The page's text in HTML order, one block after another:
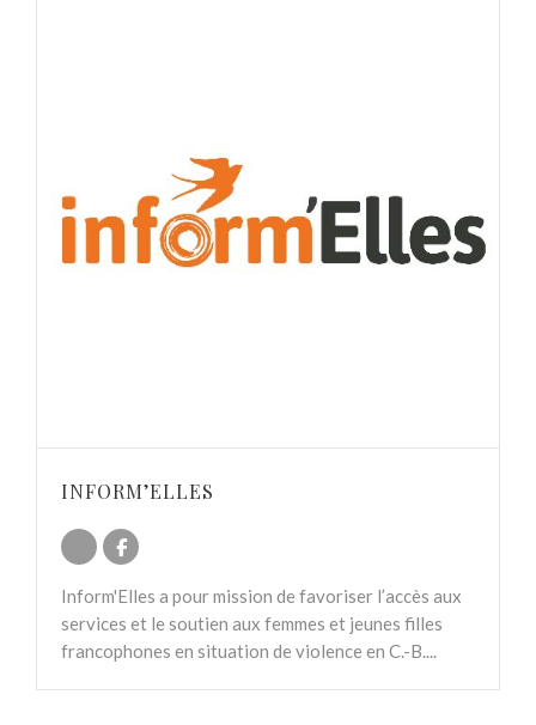
INFORM’ELLES
Inform'Elles a pour mission de favoriser l’accès aux
services et le soutien aux femmes et jeunes filles
francophones en situation de violence en C.-B....